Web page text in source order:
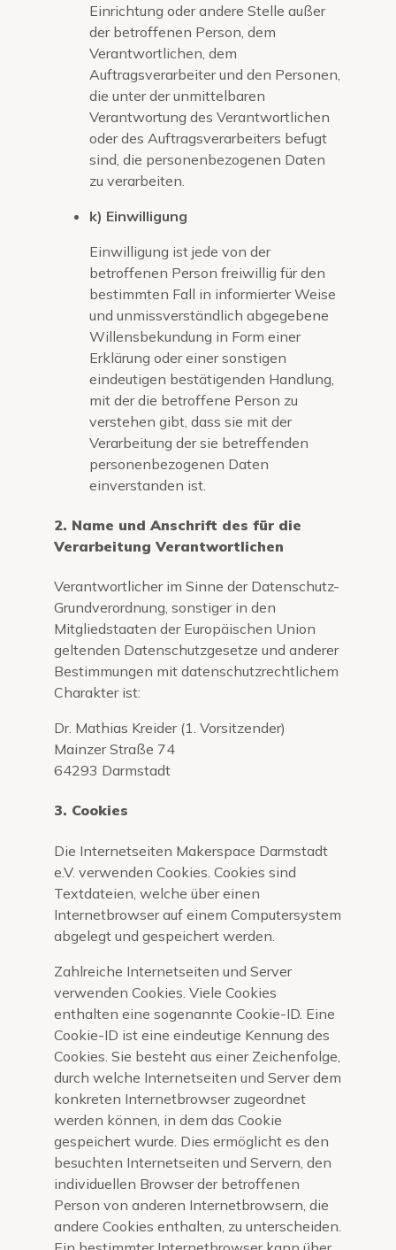
Einrichtung oder andere Stelle außer
der betroffenen Person, dem
Verantwortlichen, dem
Auftragsverarbeiter und den Personen,
die unter der unmittelbaren
Verantwortung des Verantwortlichen
oder des Auftragsverarbeiters befugt
sind, die personenbezogenen Daten
zu verarbeiten.
k) Einwilligung
Einwilligung ist jede von der
betroffenen Person freiwillig für den
bestimmten Fall in informierter Weise
und unmissverständlich abgegebene
Willensbekundung in Form einer
Erklärung oder einer sonstigen
eindeutigen bestätigenden Handlung,
mit der die betroffene Person zu
verstehen gibt, dass sie mit der
Verarbeitung der sie betreffenden
personenbezogenen Daten
einverstanden ist.
2. Name und Anschrift des für die
Verarbeitung Verantwortlichen
Verantwortlicher im Sinne der Datenschutz-
Grundverordnung, sonstiger in den
Mitgliedstaaten der Europäischen Union
geltenden Datenschutzgesetze und anderer
Bestimmungen mit datenschutzrechtlichem
Charakter ist:
Dr. Mathias Kreider (1. Vorsitzender)
Mainzer Straße 74
64293 Darmstadt
3. Cookies
Die Internetseiten Makerspace Darmstadt
e.V. verwenden Cookies. Cookies sind
Textdateien, welche über einen
Internetbrowser auf einem Computersystem
abgelegt und gespeichert werden.
Zahlreiche Internetseiten und Server
verwenden Cookies. Viele Cookies
enthalten eine sogenannte Cookie-ID. Eine
Cookie-ID ist eine eindeutige Kennung des
Cookies. Sie besteht aus einer Zeichenfolge,
durch welche Internetseiten und Server dem
konkreten Internetbrowser zugeordnet
werden können, in dem das Cookie
gespeichert wurde. Dies ermöglicht es den
besuchten Internetseiten und Servern, den
individuellen Browser der betroffenen
Person von anderen Internetbrowsern, die
andere Cookies enthalten, zu unterscheiden.